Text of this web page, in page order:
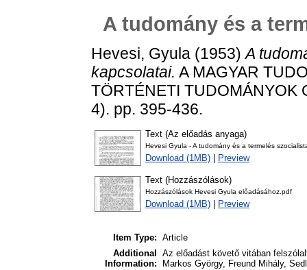
A tudomány és a
Hevesi, Gyula (1953)A
kapcsolatai. A MAGYAR
TÖRTÉNETI TUDOMÁNYOK
4). pp. 395-436.
Text (Az előadás anyaga)
Hevesi Gyula - A tudomány és a termelés
Download (1MB) Preview
Text (Hozzászólások)
Hozzászólások Hevesi Gyula előadásához.pdf
Download (1MB) Preview
Item Type: Article
Additional
Information:
Az előadást követő vitában
Markos György, Freund Mihály,